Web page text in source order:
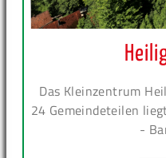
Das Kleinzentrum
24 Gemeindeteilen
-